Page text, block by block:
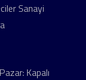
Sanayi
Kapalı